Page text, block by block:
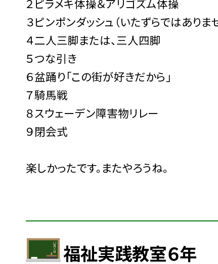
２ピラメキ体操＆アリゴズム体操
３ピンポンダッシュ（いたずらではありま
４二人三脚または、三人四脚
５つな引き
６盆踊り「この街が好きだから」
７騎馬戦
８スウェーデン障害物リレー
９閉会式
楽しかったです。またやろうね。
福祉実践教室６年